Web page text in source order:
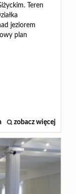
Teren
jeziorem
plan
zobacz więcej